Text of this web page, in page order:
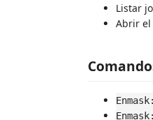
Listar
Abrir el